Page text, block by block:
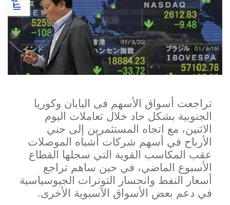
تراجعت أسواق الأسهم فى اليابان وكوريا
الجنوبية بشكل حاد خلال تعاملات اليوم
الاثنين، مع اتجاه المستثمرين إلى جني
الأرباح في أسهم شركات أشباه الموصلات
عقب المكاسب القوية التي سجلها القطاع
الأسبوع الماضي، في حين ساهم تراجع
أسعار النفط وانحسار التوترات الجيوسياسية
في دعم بعض الأسواق الآسيوية الأخرى.